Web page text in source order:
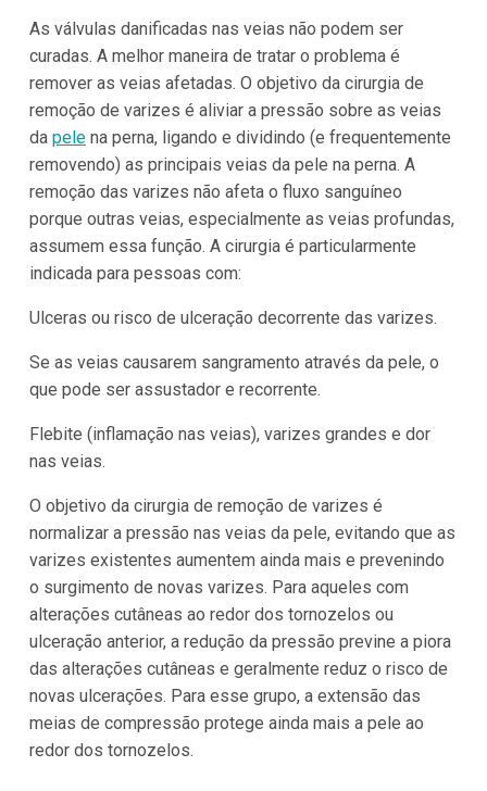
As válvulas danificadas nas veias não podem ser
curadas. A melhor maneira de tratar o problema é
remover as veias afetadas. O objetivo da cirurgia de
remoção de varizes é aliviar a pressão sobre as veias
da pelena perna, ligando e dividindo (e frequentemente
removendo) as principais veias da pele na perna. A
remoção das varizes não afeta o fluxo sanguíneo
porque outras veias, especialmente as veias profundas,
assumem essa função. A cirurgia é particularmente
indicada para pessoas com:
Ulceras ou risco de ulceração decorrente das varizes.
Se as veias causarem sangramento através da pele, o
que pode ser assustador e recorrente.
Flebite (inflamação nas veias), varizes grandes e dor
nas veias.
O objetivo da cirurgia de remoção de varizes é
normalizar a pressão nas veias da pele, evitando que as
varizes existentes aumentem ainda mais e prevenindo
o surgimento de novas varizes. Para aqueles com
alterações cutâneas ao redor dos tornozelos ou
ulceração anterior, a redução da pressão previne a piora
das alterações cutâneas e geralmente reduz o risco de
novas ulcerações. Para esse grupo, a extensão das
meias de compressão protege ainda mais a pele ao
redor dos tornozelos.